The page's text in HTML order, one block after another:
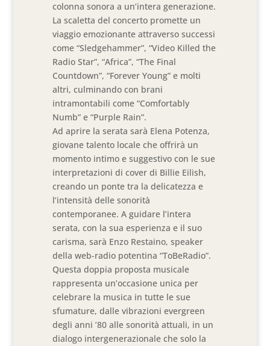
colonna sonora a un’intera generazione.
La scaletta del concerto promette un
viaggio emozionante attraverso successi
come “Sledgehammer”, “Video Killed the
Radio Star”, “Africa”, “The Final
Countdown”, “Forever Young” e molti
altri, culminando con brani
intramontabili come “Comfortably
Numb” e “Purple Rain”.
Ad aprire la serata sarà Elena Potenza,
giovane talento locale che offrirà un
momento intimo e suggestivo con le sue
interpretazioni di cover di Billie Eilish,
creando un ponte tra la delicatezza e
l’intensità delle sonorità
contemporanee. A guidare l’intera
serata, con la sua esperienza e il suo
carisma, sarà Enzo Restaino, speaker
della web-radio potentina “ToBeRadio”.
Questa doppia proposta musicale
rappresenta un’occasione unica per
celebrare la musica in tutte le sue
sfumature, dalle vibrazioni evergreen
degli anni ’80 alle sonorità attuali, in un
dialogo intergenerazionale che solo la